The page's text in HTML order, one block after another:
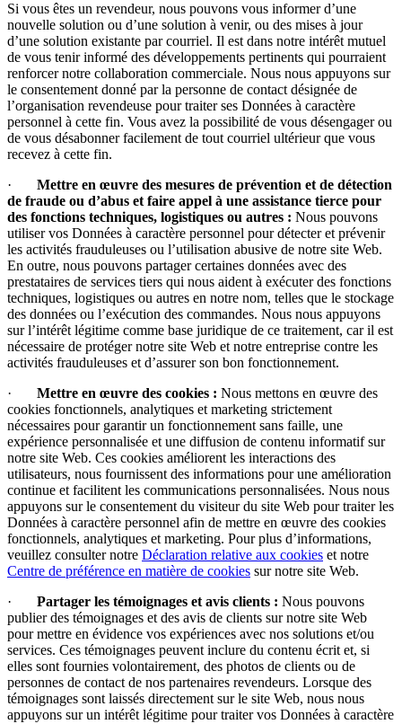
Si vous êtes un revendeur, nous pouvons vous informer d’une
nouvelle solution ou d’une solution à venir, ou des mises à jour
d’une solution existante par courriel. Il est dans notre intérêt mutuel
de vous tenir informé des développements pertinents qui pourraient
renforcer notre collaboration commerciale. Nous nous appuyons sur
le consentement donné par la personne de contact désignée de
l’organisation revendeuse pour traiter ses Données à caractère
personnel à cette fin. Vous avez la possibilité de vous désengager ou
de vous désabonner facilement de tout courriel ultérieur que vous
recevez à cette fin.
· Mettre en œuvre des mesures de prévention et de détection
de fraude ou d’abus et faire appel à une assistance tierce pour
des fonctions techniques, logistiques ou autres : Nous pouvons
utiliser vos Données à caractère personnel pour détecter et prévenir
les activités frauduleuses ou l’utilisation abusive de notre site Web.
En outre, nous pouvons partager certaines données avec des
prestataires de services tiers qui nous aident à exécuter des fonctions
techniques, logistiques ou autres en notre nom, telles que le stockage
des données ou l’exécution des commandes. Nous nous appuyons
sur l’intérêt légitime comme base juridique de ce traitement, car il est
nécessaire de protéger notre site Web et notre entreprise contre les
activités frauduleuses et d’assurer son bon fonctionnement.
· Mettre en œuvre des cookies : Nous mettons en œuvre des
cookies fonctionnels, analytiques et marketing strictement
nécessaires pour garantir un fonctionnement sans faille, une
expérience personnalisée et une diffusion de contenu informatif sur
notre site Web. Ces cookies améliorent les interactions des
utilisateurs, nous fournissent des informations pour une amélioration
continue et facilitent les communications personnalisées. Nous nous
appuyons sur le consentement du visiteur du site Web pour traiter les
Données à caractère personnel afin de mettre en œuvre des cookies
fonctionnels, analytiques et marketing. Pour plus d’informations,
veuillez consulter notre Déclaration relative aux cookies et notre
Centre de préférence en matière de cookies sur notre site Web.
· Partager les témoignages et avis clients : Nous pouvons
publier des témoignages et des avis de clients sur notre site Web
pour mettre en évidence vos expériences avec nos solutions et/ou
services. Ces témoignages peuvent inclure du contenu écrit et, si
elles sont fournies volontairement, des photos de clients ou de
personnes de contact de nos partenaires revendeurs. Lorsque des
témoignages sont laissés directement sur le site Web, nous nous
appuyons sur un intérêt légitime pour traiter vos Données à caractère